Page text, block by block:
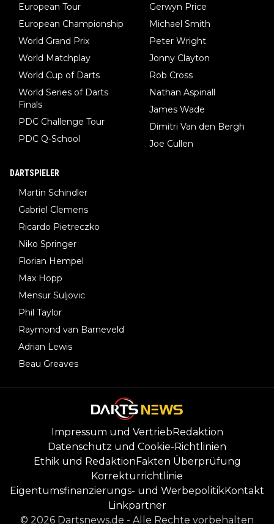
European Tour
European Championship
World Grand Prix
World Matchplay
World Cup of Darts
World Series of Darts
Finals
PDC Challenge Tour
PDC Q-School
Gerwyn Price
Michael Smith
Peter Wright
Jonny Clayton
Rob Cross
Nathan Aspinall
James Wade
Dimitri Van den Bergh
Joe Cullen
DARTSPIELER
Martin Schindler
Gabriel Clemens
Ricardo Pietreczko
Niko Springer
Florian Hempel
Max Hopp
Mensur Suljovic
Phil Taylor
Raymond van Barneveld
Adrian Lewis
Beau Greaves
Impressum und Vertrieb Redaktion
Datenschutz und Cookie-Richtlinien
Ethik und Redaktion Fakten Überprüfung
Korrekturrichtlinie
Eigentumsfinanzierungs- und WerbepolitikKontakt
Linkpartner
© 2026 Dartsnews.de - Alle Rechte vorbehalten